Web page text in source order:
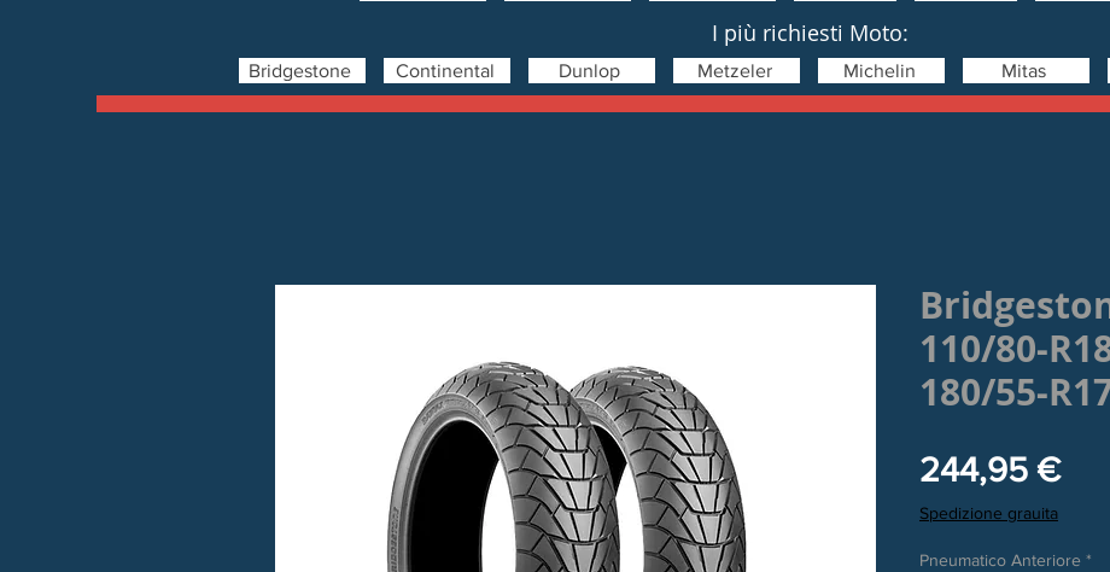
I più richiesti Moto:
Bridgestone Continental Dunlop Metzeler Michelin Mitas
110/80-
180/55-
244,95 €
Spedizione grauita
Pneumatico Anteriore *